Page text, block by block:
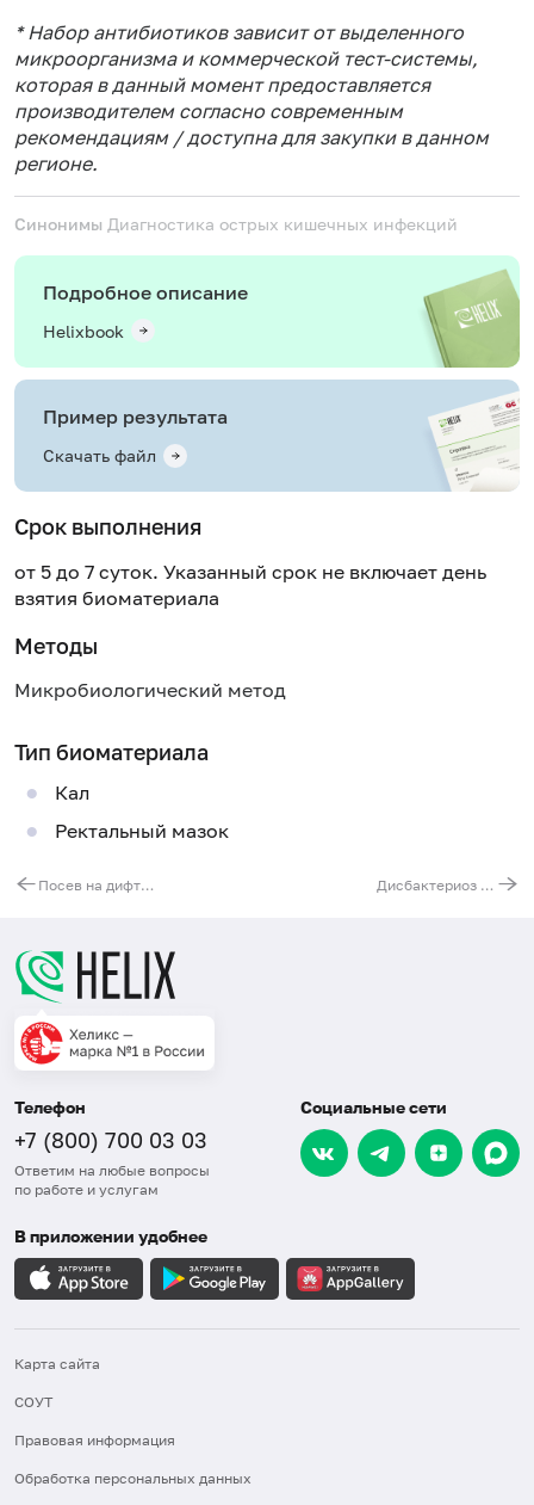
* Набор антибиотиков зависит от выделенного
микроорганизма и коммерческой тест-системы,
которая в данный момент предоставляется
производителем согласно современным
рекомендациям / доступна для закупки в данном
регионе.
Синонимы Диагностика острых кишечных инфекций
Подробное описание
Helixbook
Пример результата
Скачать файл
Срок выполнения
от 5 до 7 суток. Указанный срок не включает день
взятия биоматериала
Методы
Микробиологический метод
Тип биоматериала
Кал
Ректальный мазок
Посев на дифтерийную палочку (Corynebacterium diphtheriae) Дисбактериоз кишечника с определением чувствительности к антибиотикам и бактериофагам
Телефон
+7 (800) 700 03 03
Ответим на любые вопросы
по работе и услугам
Социальные сети
В приложении удобнее
Карта сайта
СОУТ
Правовая информация
Обработка персональных данных